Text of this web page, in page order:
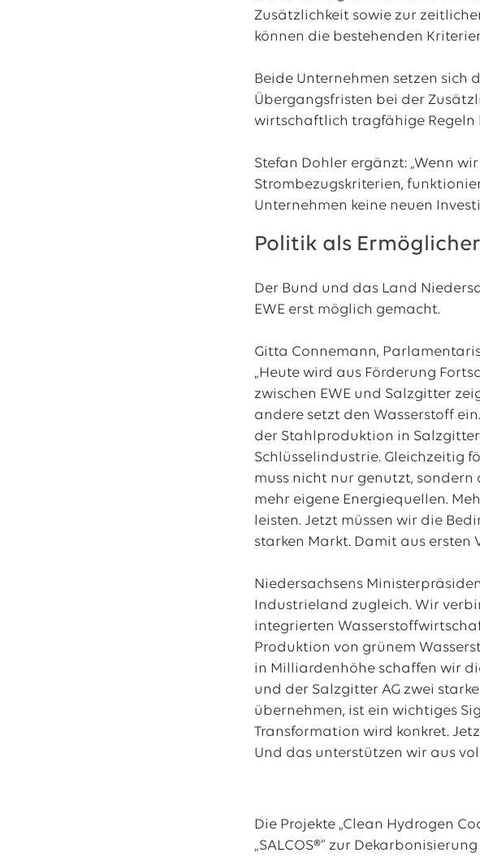
Zusätzlichkeit sowie zur
können die bestehenden
Beide Unternehmen setzen sich
Übergangsfristen bei der
wirtschaftlich tragfähige Regeln
Stefan Dohler ergänzt: „Wenn
Strombezugskriterien,
Unternehmen keine neuen
Politik als Ermöglicher
Der Bund und das Land
EWE erst möglich gemacht.
Gitta Connemann,
„Heute wird aus Förderung
zwischen EWE und Salzgitter
andere setzt den Wasserstoff
der Stahlproduktion in
Schlüsselindustrie. Gleichzeitig
muss nicht nur genutzt,
mehr eigene Energiequellen.
leisten. Jetzt müssen wir die
starken Markt. Damit aus ersten
Niedersachsens
Industrieland zugleich. Wir
integrierten
Produktion von grünem
in Milliardenhöhe schaffen wir
und der Salzgitter AG zwei
übernehmen, ist ein wichtiges
Transformation wird konkret.
Und das unterstützen wir aus
Die Projekte „Clean Hydrogen
„SALCOS®“ zur